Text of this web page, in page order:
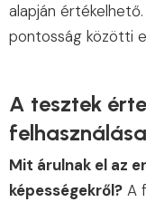
alapján
pontosság közötti
A tesztek
felhasználása
Mit árulnak el az
képességekről? A